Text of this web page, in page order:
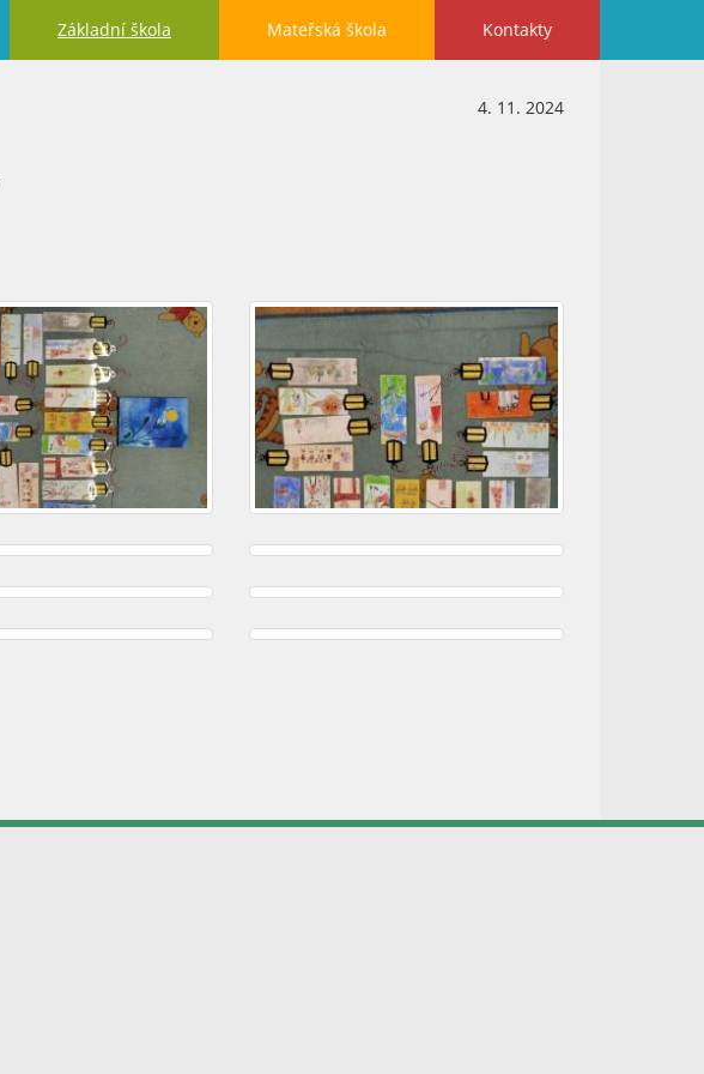
Základní škola Mateřská škola Kontakty
4. 11. 2024